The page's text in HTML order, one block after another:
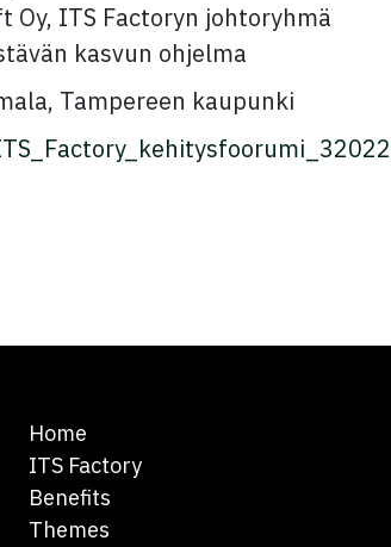
ITS Factoryn johtoryhmä
kasvun ohjelma
Tampereen kaupunki
Home
ITS Factory
Benefits
Themes